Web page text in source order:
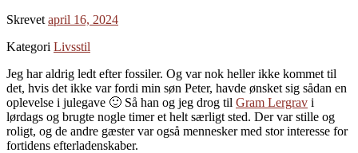
Skrevet april 16, 2024
Kategori Livsstil
Jeg har aldrig ledt efter fossiler. Og var nok heller ikke kommet til
det, hvis det ikke var fordi min søn Peter, havde ønsket sig sådan en
oplevelse i julegave 🙂 Så han og jeg drog til Gram Lergrav i
lørdags og brugte nogle timer et helt særligt sted. Der var stille og
roligt, og de andre gæster var også mennesker med stor interesse for
fortidens efterladenskaber.